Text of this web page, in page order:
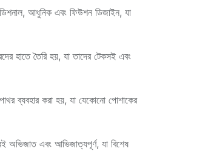
আধুনিক এবং ফিউশন ডিজাইন, যা
হাতে তৈরি হয়, যা তাদের টেকসই এবং
পাথর ব্যবহার করা হয়, যা যেকোনো পোশাকের
অভিজাত এবং আভিজাত্যপূর্ণ, যা বিশেষ